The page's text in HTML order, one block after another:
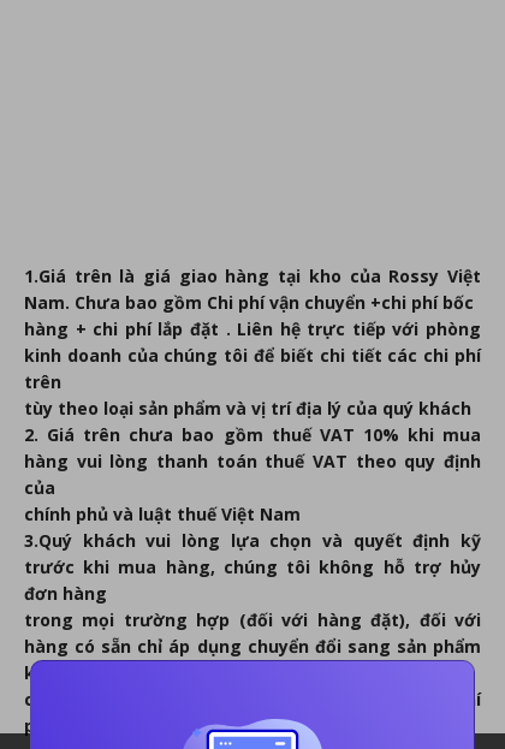
1.Giá trên là giá giao hàng tại kho của Rossy Việt
Nam. Chưa bao gồm Chi phí vận chuyển +chi phí bốc
hàng + chi phí lắp đặt . Liên hệ trực tiếp với phòng
kinh doanh của chúng tôi để biết chi tiết các chi phí
trên
tùy theo loại sản phẩm và vị trí địa lý của quý khách
2. Giá trên chưa bao gồm thuế VAT 10% khi mua
hàng vui lòng thanh toán thuế VAT theo quy định
của
chính phủ và luật thuế Việt Nam
3.Quý khách vui lòng lựa chọn và quyết định kỹ
trước khi mua hàng, chúng tôi không hỗ trợ hủy
đơn hàng
trong mọi trường hợp (đối với hàng đặt), đối với
hàng có sẵn chỉ áp dụng chuyển đổi sang sản phẩm
khác
có giá trị tương đương hoặc cao hơn, mọi chi phí
phát sinh quý khách hàng chi trả.